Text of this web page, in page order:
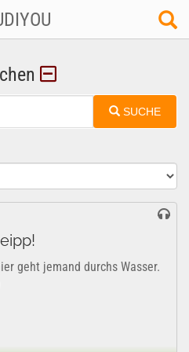
SUCHE
geht jemand durchs Wasser.